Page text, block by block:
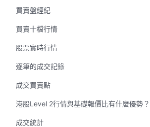
概述
AM 資產管理服務
ECM 股權資本市場服務
FICC 固定收益、外匯和大宗商品服務
WM 財富管理服務
買賣盤經紀
買賣十檔行情
股票實時行情
逐筆的成交記錄
成交買賣點
港股Level 2行情與基礎報價比有什麼優勢？
成交統計